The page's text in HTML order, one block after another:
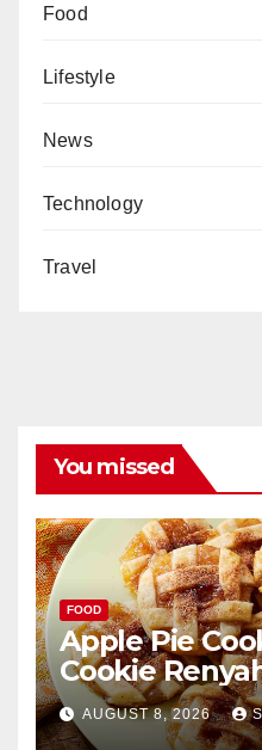
Food
Lifestyle
News
Technology
Travel
You missed
FOOD
Apple Pie
Cookie
AUGUST 8, 2026